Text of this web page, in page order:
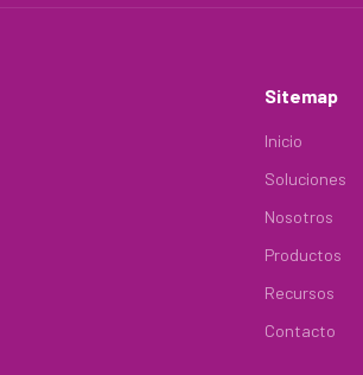
Sitemap
Inicio
Soluciones
Nosotros
Productos
Recursos
Contacto